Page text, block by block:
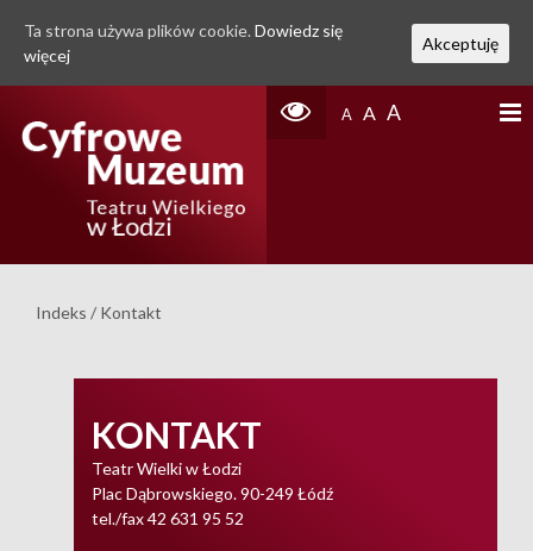
A A A
Indeks / Kontakt
KONTAKT
Teatr Wielki w Łodzi
Plac Dąbrowskiego. 90-249 Łódź
tel./fax 42 631 95 52
Ta strona używa plików cookie. Dowiedz się
więcej
Akceptuję